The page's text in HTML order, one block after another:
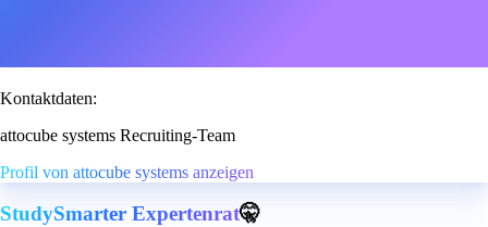
Kontaktdaten:
attocube systems Recruiting-Team
Profil von attocube systems anzeigen
StudySmarter Expertenrat🤫